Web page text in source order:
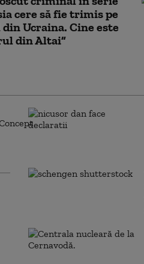
cere să fie trimis pe
Ucraina. Cine este
din Altai”